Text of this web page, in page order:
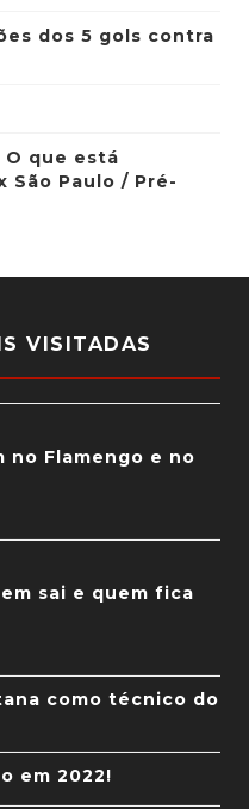
dos 5 gols contra
O que está
São Paulo / Pré-
VISITADAS
no Flamengo e no
sai e quem fica
como técnico do
em 2022!